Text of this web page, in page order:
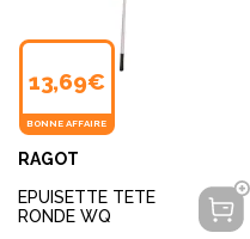
13,69€
BONNE AFFAIRE
RAGOT
EPUISETTE TETE
RONDE WQ